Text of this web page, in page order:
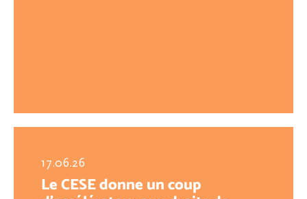
17.06.26
Le CESE donne un coup